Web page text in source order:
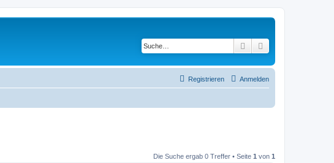
Suche
Anmelden
Registrieren
Die Suche ergab 0 Treffer • Seite 1 von 1